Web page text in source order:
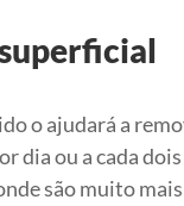
o ajudará a
dia ou a cada
são muito